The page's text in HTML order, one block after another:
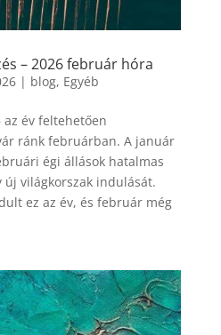
– 2026 február hóra
| blog, Egyéb
év feltehetően
ránk februárban. A január
égi állások hatalmas
világkorszak indulását.
ez az év, és február még